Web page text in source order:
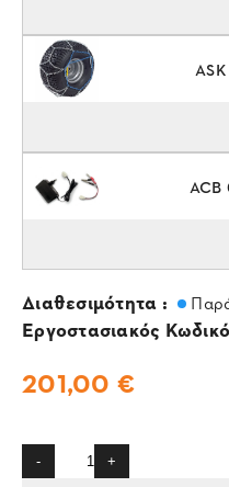
ACB
Διαθεσιμότητα :
Εργοστασιακός
201,00 €
- +